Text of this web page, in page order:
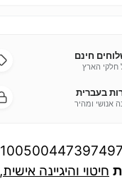
חינם
חלקי הארץ
בעברית
אנושי ומהיר
חיטוי והיגיינה אישית,